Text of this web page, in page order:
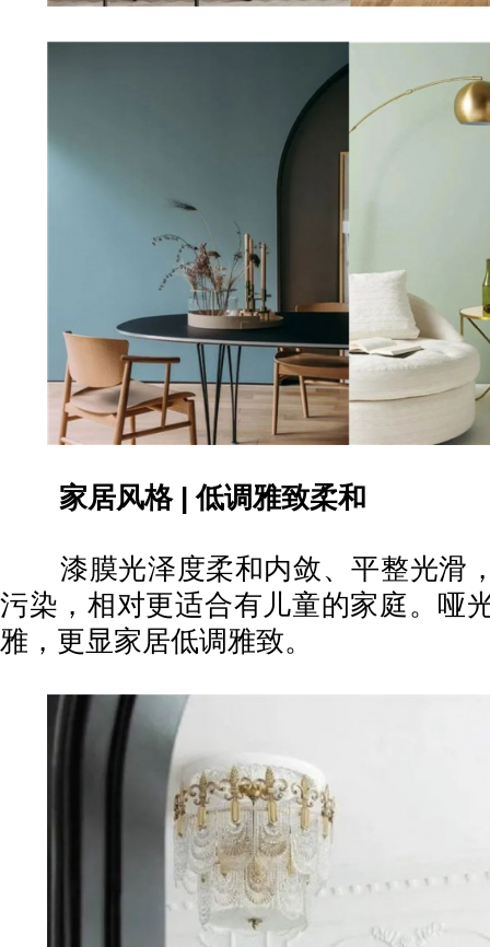
家居风格|低调雅致柔和
漆膜光泽度柔和内敛、平整光滑
污染，相对更适合有儿童的家庭。哑
雅，更显家居低调雅致。